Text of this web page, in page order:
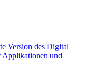
Version des Digital
Applikationen und